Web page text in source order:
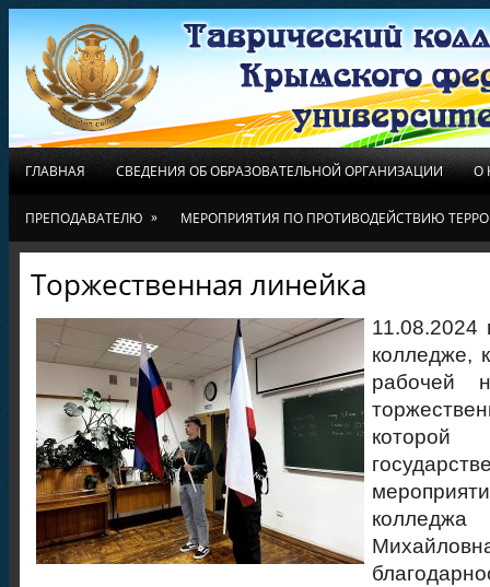
ГЛАВНАЯ СВЕДЕНИЯ ОБ ОБРАЗОВАТЕЛЬНОЙ ОРГАНИЗАЦИИ О
ПРЕПОДАВАТЕЛЮ » МЕРОПРИЯТИЯ ПО ПРОТИВОДЕЙСТВИЮ
Торжественная линейка
11.08.2024
колледже,
рабочей
колледжа